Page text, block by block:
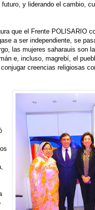
y liderando el cambio,
que el Frente POLISARIO
a ser independiente, se
las mujeres saharauis son
e, incluso, magrebí, el
creencias religiosas